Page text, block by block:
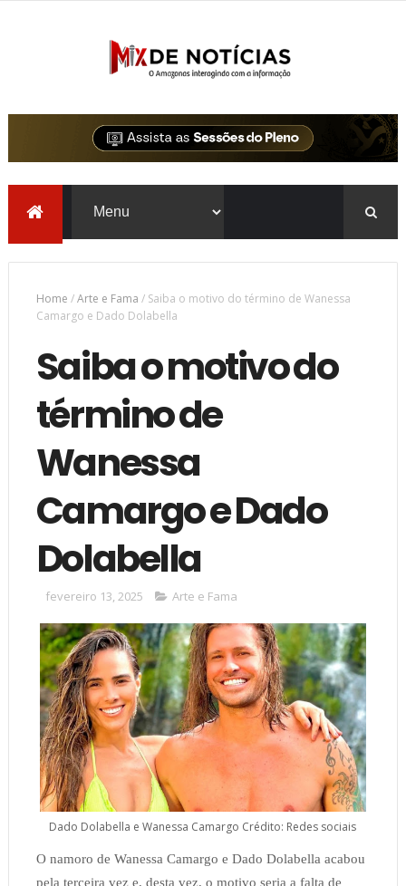
Home /Arte e Fama / Saiba o motivo do término de Wanessa
Camargo e Dado Dolabella
Saiba o motivo do
término de
Wanessa
Camargo e Dado
Dolabella
fevereiro 13, 2025 Arte e Fama
Dado Dolabella e Wanessa Camargo Crédito: Redes sociais
O namoro de Wanessa Camargo e Dado Dolabella acabou
pela terceira vez e, desta vez, o motivo seria a falta de